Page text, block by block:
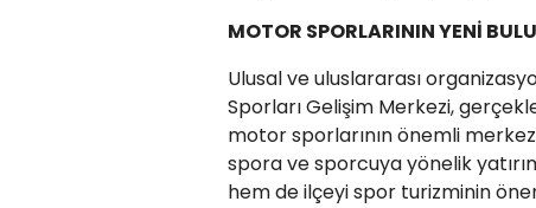
MOTOR SPORLARININ YENİ
Ulusal ve uluslararası
Sporları Gelişim Merkezi,
motor sporlarının önemli
spora ve sporcuya yönelik
hem de ilçeyi spor turizminin